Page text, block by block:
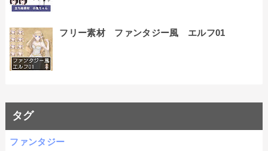
フリー素材 ファンタジー風 エルフ01
タグ
ファンタジー